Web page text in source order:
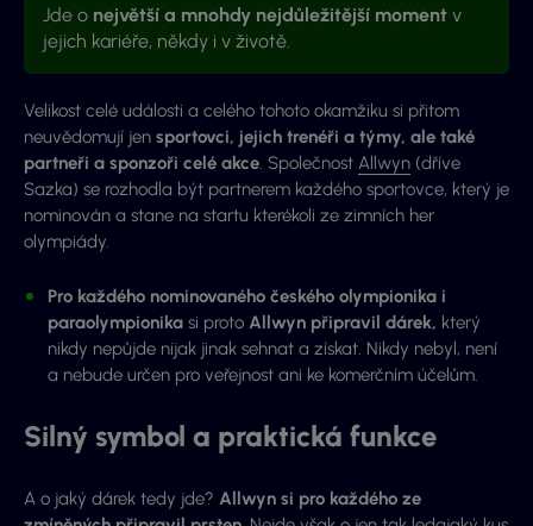
Jde o největší a mnohdy nejdůležitější moment v
jejich kariéře, někdy i v životě.
Velikost celé události a celého tohoto okamžiku si přitom
neuvědomují jen sportovci, jejich trenéři a týmy, ale také
partneři a sponzoři celé akce. Společnost Allwyn (dříve
Sazka) se rozhodla být partnerem každého sportovce, který je
nominován a stane na startu kterékoli ze zimních her
olympiády.
Pro každého nominovaného českého olympionika i
paraolympionika si proto Allwyn připravil dárek, který
nikdy nepůjde nijak jinak sehnat a získat. Nikdy nebyl, není
a nebude určen pro veřejnost ani ke komerčním účelům.
Silný symbol a praktická funkce
A o jaký dárek tedy jde? Allwyn si pro každého ze